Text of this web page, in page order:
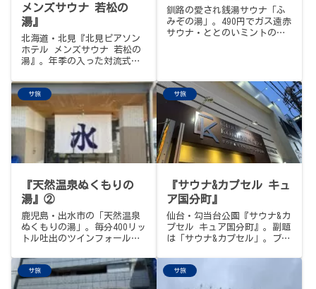
メンズサウナ 若松の
湯』
北海道・北見『北見ピアソン
ホテル メンズサウナ 若松の
湯』。年季の入った対流式ス
なぜだか心地良い内気浴スペ
ース、下の中華料理店から出
前も取れるラウンジ、やさし
い館内の空気感。北の秘密兵
器。サ旅メシは北見焼肉『味
覚園』。JR北見駅徒歩8分・入
浴1,500円・宿泊者無料・男
性専用。
釧路の愛され銭湯サウナ「ふ
みぞの湯」。490円でガス遠赤
サウナ・ととのいミントの水
サ旅
『天然温泉ぬくもりの
湯』②
鹿児島・出水市の「天然温泉
ぬくもりの湯」。毎分400リッ
トル吐出のツインフォール
載サウナ、個性豊かなアウフ
グース（1日4回）が揃う。
460円・PayPay可・宿泊可・
サ旅
『サウナ&カプセル キュ
ア国分町』
仙台・勾当台公園『サウナ&カ
プセル キュア国分町』。副題
は「サウナ&カプセル」。ブー
国に名を轟かせてきた稀有な
老舗。24時間営業、屋上の開
放的な露天と外気浴、大量の
サ旅 サ旅